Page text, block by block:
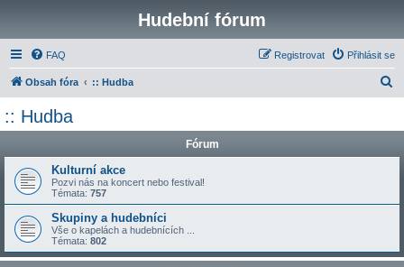
Hudební fórum
FAQ Přihlásit se
Registrovat
Obsah fóra :: Hudba
:: Hudba
Fórum
Kulturní akce
Pozvi nás na koncert nebo festival!
Témata: 757
Skupiny a hudebníci
Vše o kapelách a hudebnících ...
Témata: 802